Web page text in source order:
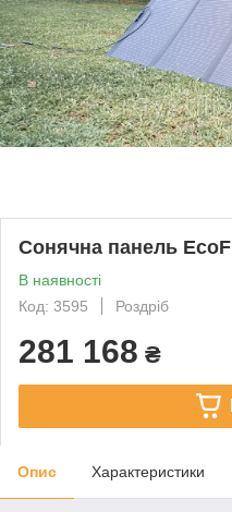
Сонячна панель
В наявності
Код: 3595
Роздріб
281 168 ₴
Опис Характеристики